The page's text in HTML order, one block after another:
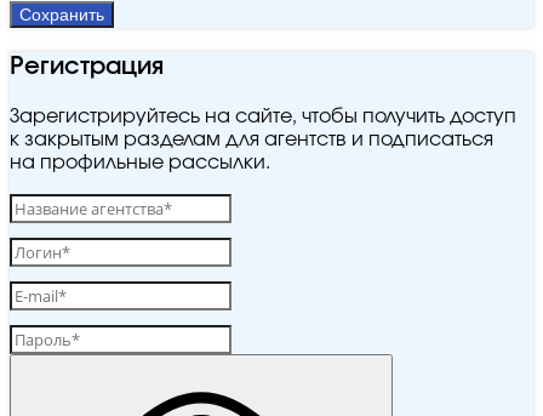
Сохранить
Регистрация
Зарегистрируйтесь на сайте, чтобы получить доступ
к закрытым разделам для агентств и подписаться
на профильные рассылки.